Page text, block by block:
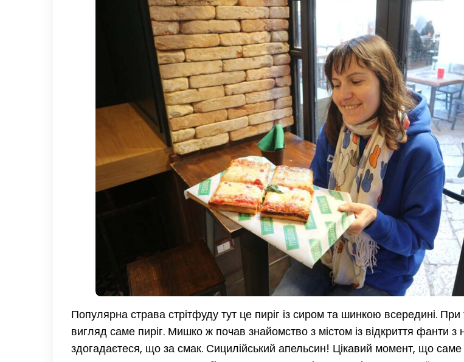
Популярна страва стрітфуду тут це пиріг із сиром та шинкою всередині.
вигляд саме пиріг. Мишко ж почав знайомство з містом із відкриття фанти
здогадаєтеся, що за смак. Сицилійський апельсин! Цікавий момент, що саме